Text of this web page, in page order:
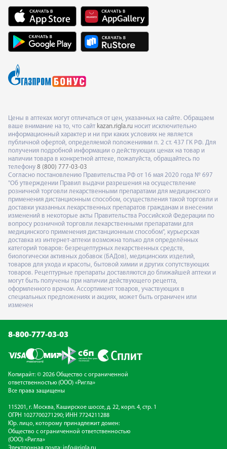
Цены в аптеках могут отличаться от цен, указанных на сайте. Обращаем
ваше внимание на то, что сайт kazan.rigla.ru носит исключительно
информационный характер и ни при каких условиях не является
публичной офертой, определяемой положениями п. 2 ст. 437 ГК РФ. Для
получения подробной информации о действующих ценах на товар и
наличии товара в конкретной аптеке, пожалуйста, обращайтесь по
телефону 8 (800) 777-03-03
Согласно постановлению Правительства РФ от 16 мая 2020 года № 697
"Об утверждении Правил выдачи разрешения на осуществление
розничной торговли лекарственными препаратами для медицинского
применения дистанционным способом, осуществления такой торговли и
доставки указанных лекарственных препаратов гражданам и внесении
изменений в некоторые акты Правительства Российской Федерации по
вопросу розничной торговли лекарственными препаратами для
медицинского применения дистанционным способом", курьерская
доставка из интернет-аптеки возможна только для определённых
категорий товаров: безрецептурных лекарственных средств,
биологически активных добавок (БАДов), медицинских изделий,
товаров для ухода и красоты, бытовой химии и других сопутствующих
товаров. Рецептурные препараты доставляются до ближайшей аптеки и
могут быть получены при наличии действующего рецепта,
оформленного врачом. Ассортимент товаров, участвующих в
специальных предложениях и акциях, может быть ограничен или
изменен
8-800-777-03-03
Копирайт: © 2026 Общество с ограниченной
ответственностью (ООО) «Ригла»
Все права защищены
115201, г. Москва, Каширское шоссе, д. 22, корп. 4, стр. 1
ОГРН 1027700271290; ИНН 7724211288
Юр. лицо, которому принадлежит домен:
Общество с ограниченной ответственностью
(ООО) «Ригла»